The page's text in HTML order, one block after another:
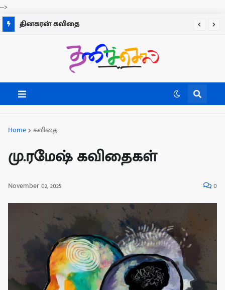
-->
தினகரன் கவிதை
Home கவிதை
மு.ரமேஷ் கவிதைகள்
November 02, 2025 0